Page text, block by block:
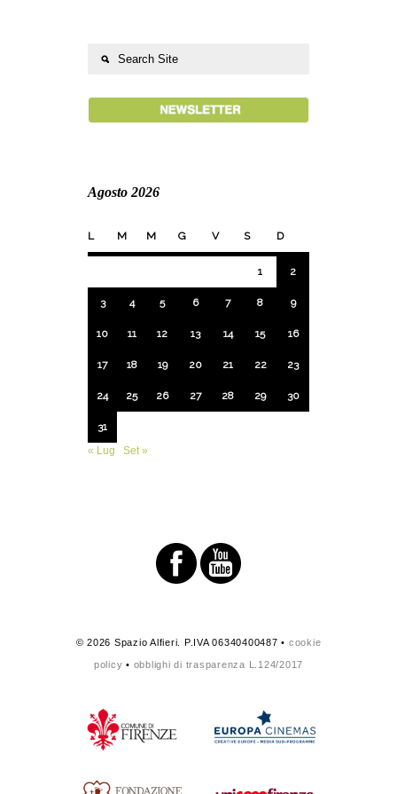
Agosto 2026
L M M G V S D
1 2
3 4 5 6 7 8 9
10 11 12 13 14 15 16
17 18 19 20 21 22 23
24 25 26 27 28 29 30
31
« Lug
Set »
© 2026 Spazio Alfieri. P.IVA 06340400487 • cookie
policy • obblighi di trasparenza L.124/2017